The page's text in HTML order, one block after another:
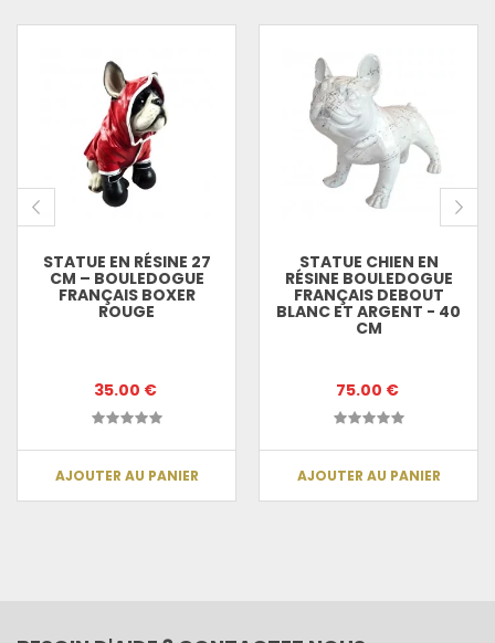
STATUE EN RÉSINE 27
CM – BOULEDOGUE
FRANÇAIS BOXER
ROUGE
35.00 €
AJOUTER AU PANIER
STATUE CHIEN EN
RÉSINE BOULEDOGUE
FRANÇAIS DEBOUT
BLANC ET ARGENT - 40
CM
75.00 €
AJOUTER AU PANIER